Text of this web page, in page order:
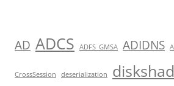
AD ADCS ADFS_GMSA ADIDNS
CrossSession deserialization